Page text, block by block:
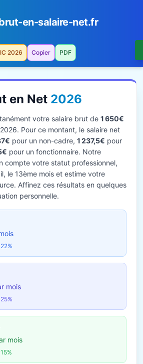
en-salaire-net.fr
2026 Copier PDF
en Net 2026
votre salaire brut de 1 650€
Pour ce montant, le salaire net
pour un non-cadre, 1 237,5€ pour
pour un fonctionnaire. Notre
compte votre statut professionnel,
le 13ème mois et estime votre
Affinez ces résultats en quelques
personnelle.
mois
mois